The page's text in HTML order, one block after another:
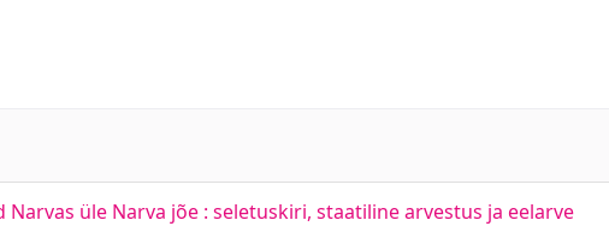
üle Narva jõe : seletuskiri, staatiline arvestus ja eelarve